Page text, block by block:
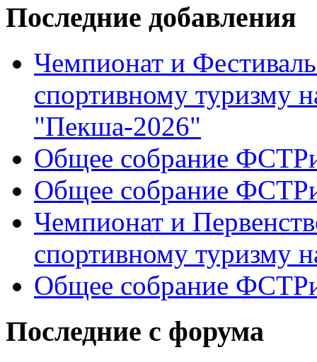
Последние добавления
Чемпионат и
спортивному туризму
"Пекша-2026"
Общее собрание
Общее собрание
Чемпионат и
спортивному туризму
Общее собрание
Последние с форума